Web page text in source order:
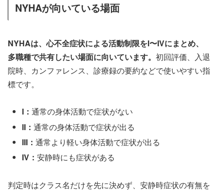
NYHAが向いている場面
NYHAは、心不全症状による活動制限をI〜IVにまとめ、
多職種で共有したい場面に向いています。 初回評価、入退
院時、カンファレンス、診療録の要約などで使いやすい指
標です。
I：通常の身体活動で症状がない
II：通常の身体活動で症状が出る
III：通常より軽い身体活動で症状が出る
IV：安静時にも症状がある
判定時はクラス名だけを先に決めず、安静時症状の有無を